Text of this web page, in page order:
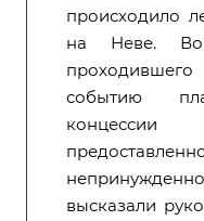
происходило
на Неве. Во
событию
концессии
высказали